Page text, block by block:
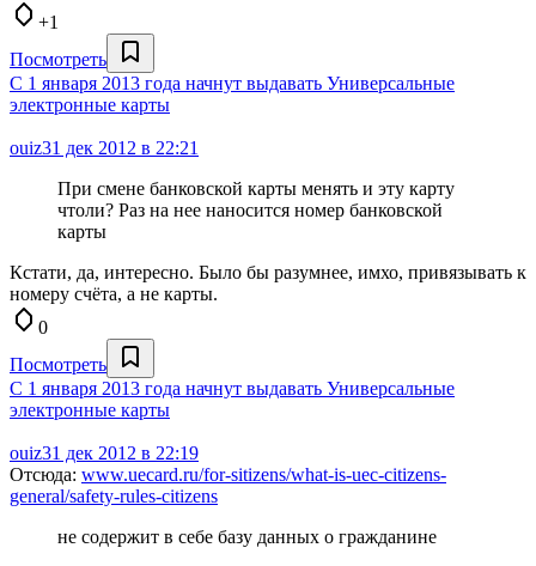
+1
Посмотреть
С 1 января 2013 года начнут выдавать Универсальные
электронные карты
ouiz31 дек 2012 в 22:21
При смене банковской карты менять и эту карту
чтоли? Раз на нее наносится номер банковской
карты
Кстати, да, интересно. Было бы разумнее, имхо, привязывать к
номеру счёта, а не карты.
0
Посмотреть
С 1 января 2013 года начнут выдавать Универсальные
электронные карты
ouiz31 дек 2012 в 22:19
Отсюда: www.uecard.ru/for-sitizens/what-is-uec-citizens-
general/safety-rules-citizens
не содержит в себе базу данных о гражданине